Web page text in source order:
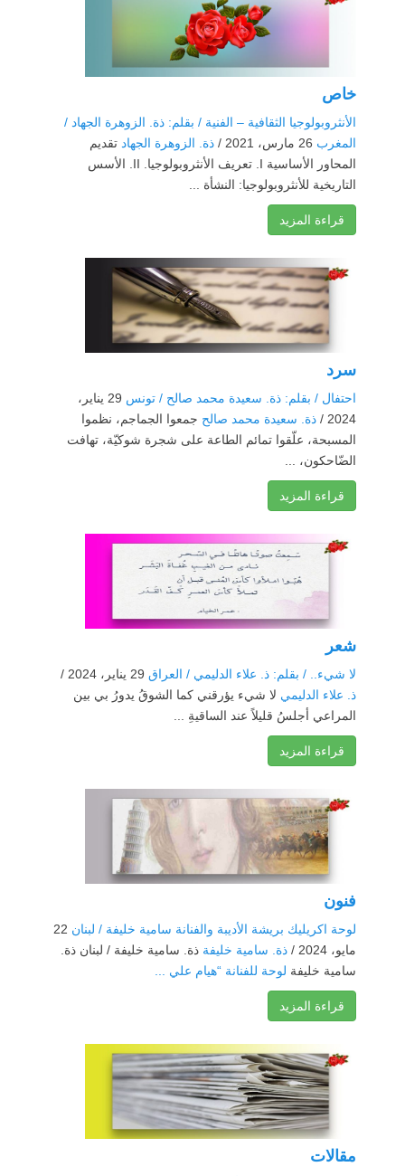
خاص
الأنثروبولوجيا الثقافية – الفنية / بقلم: ذة. الزوهرة الجهاد /
المغرب
ذة. الزوهرة الجهاد تقديم
المحاور الأساسية I. تعريف الأنثروبولوجيا. II. الأسس
التاريخية للأنثروبولوجيا: النشأة ...
قراءة المزيد
سرد
احتفال / بقلم: ذة. سعيدة محمد صالح / تونس
29 يناير،
2024 /
ذة. سعيدة محمد صالح جمعوا الجماجم، نظموا
المسبحة، علّقوا تمائم الطاعة على شجرة شوكيّة، تهافت
الضّاحكون، ...
قراءة المزيد
شعر
لا شيء.. / بقلم: ذ. علاء الدليمي / العراق
ذ. علاء الدليمي لا شيء يؤرقني كما الشوقُ يدورُ بي بين
المراعي أجلسُ قليلاً عند الساقيةِ ...
قراءة المزيد
فنون
لوحة اكريليك بريشة الأديبة والفنانة سامية خليفة / لبنان 22
مايو، 2024 /
ذة. سامية خليفة ذة. سامية خليفة / لبنان ذة.
سامية خليفة لوحة للفنانة “هيام علي ...
قراءة المزيد
مقالات